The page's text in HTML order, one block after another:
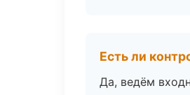
Есть ли
Да, ведём